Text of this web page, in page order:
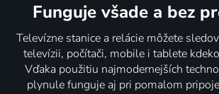
Funguje všade a bez
Televízne stanice a relácie môžete
televízii, počítači, mobile i tablete
Vďaka použitiu najmodernejších
plynule funguje aj pri pomalom